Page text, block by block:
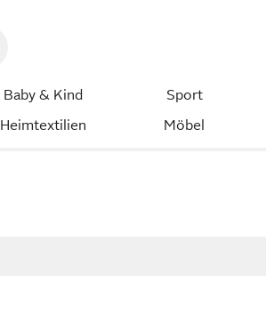
Baby & Kind Sport
Heimtextilien Möbel